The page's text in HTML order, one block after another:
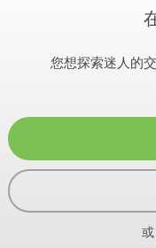
您想探索迷人的
或